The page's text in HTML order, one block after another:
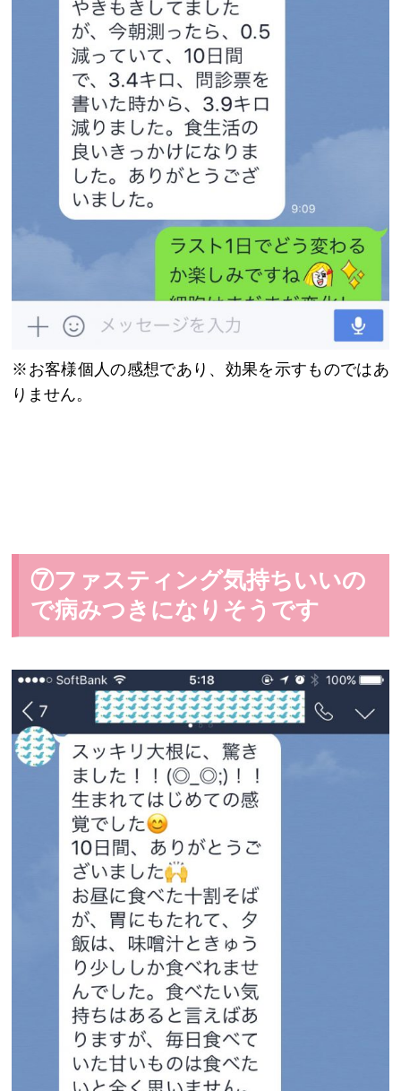
※お客様個人の感想であり、効果を示すものではあ
りません。
⑦ファスティング気持ちいいの
で病みつきになりそうです